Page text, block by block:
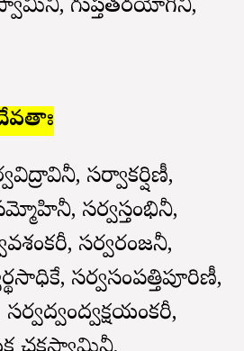
గుప్తతరయోగినీ,
సర్వాకర్షిణీ,
సర్వస్తంభినీ,
సర్వరంజనీ,
సర్వసంపత్తిపూరిణీ,